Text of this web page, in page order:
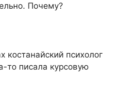
Почему?
психолог
то писала курсовую